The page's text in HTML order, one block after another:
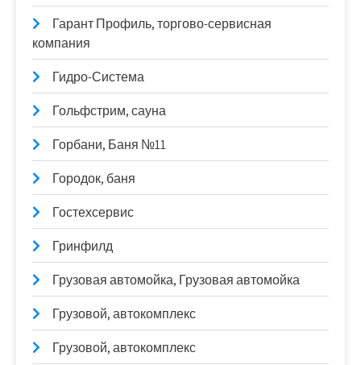
Гарант Профиль, торгово-сервисная
компания
Гидро-Система
Гольфстрим, сауна
Горбани, Баня №11
Городок, баня
Гостехсервис
Гринфилд
Грузовая автомойка, Грузовая автомойка
Грузовой, автокомплекс
Грузовой, автокомплекс